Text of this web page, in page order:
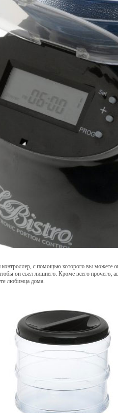
с помощью которого вы можете
он съел лишнего. Кроме всего
любимца дома.